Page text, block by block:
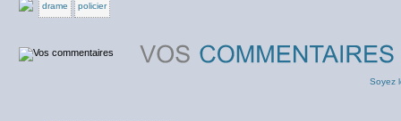
drame policier
Soyez